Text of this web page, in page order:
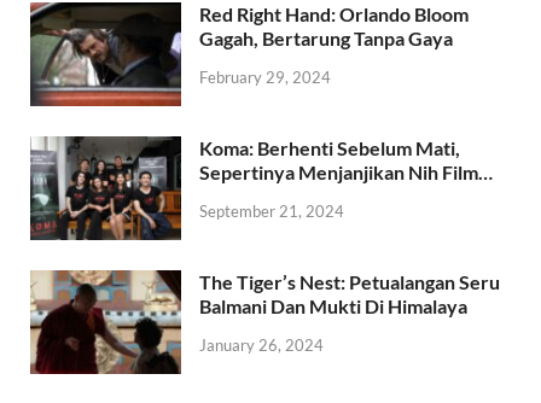
Red Right Hand: Orlando Bloom
Gagah, Bertarung Tanpa Gaya
February 29, 2024
Koma: Berhenti Sebelum Mati,
Sepertinya Menjanjikan Nih Film…
September 21, 2024
The Tiger’s Nest: Petualangan Seru
Balmani Dan Mukti Di Himalaya
January 26, 2024